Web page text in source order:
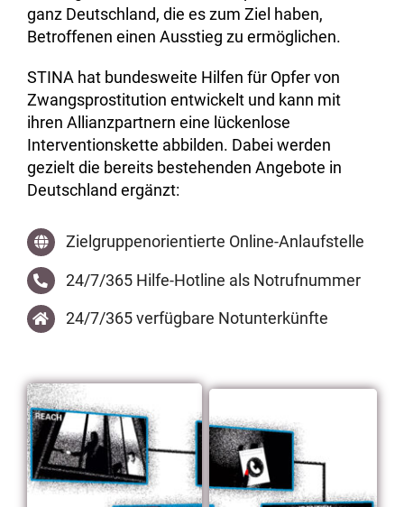
ganz Deutschland, die es zum Ziel haben,
Betroffenen einen Ausstieg zu ermöglichen.
STINA hat bundesweite Hilfen für Opfer von
Zwangsprostitution entwickelt und kann mit
ihren Allianzpartnern eine lückenlose
Interventionskette abbilden. Dabei werden
gezielt die bereits bestehenden Angebote in
Deutschland ergänzt:
Zielgruppenorientierte Online-Anlaufstelle
24/7/365 Hilfe-Hotline als Notrufnummer
24/7/365 verfügbare Notunterkünfte